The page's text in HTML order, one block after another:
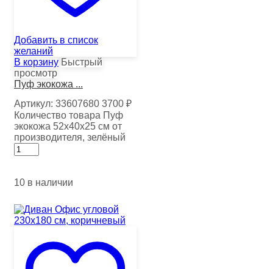
Добавить в список
желаний
В корзину Быстрый
просмотр
Пуф экокожа ...
Артикул: 33607680 3700 ₽
Количество товара Пуф
экокожа 52х40х25 см от
производителя, зелёный
10 в наличии